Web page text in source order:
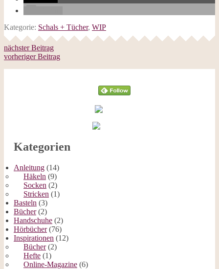
Kategorie: Schals + Tücher, WIP
nächster Beitrag
vorheriger Beitrag
Kategorien
Anleitung (14)
Häkeln (9)
Socken (2)
Stricken (1)
Basteln (3)
Bücher(2)
Handschuhe (2)
Hörbücher(76)
Inspirationen (12)
Bücher(2)
Hefte (1)
Online-Magazine (6)